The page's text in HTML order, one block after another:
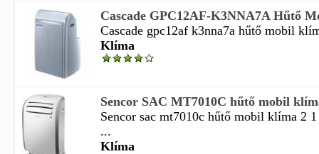
Cascade GPC12AF-K3NNA7A Hűtő
Cascade gpc12af k3nna7a hűtő mobil
Klíma
Sencor SAC MT7010C hűtő mobil
Sencor sac mt7010c hűtő mobil klíma 2
...
Klíma